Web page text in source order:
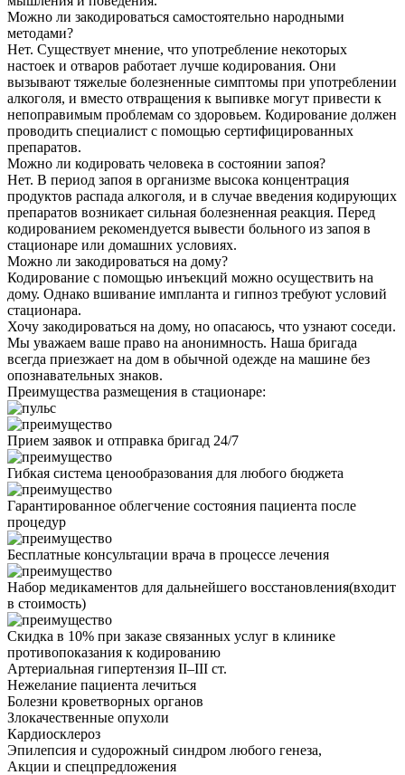
Можно ли закодироваться самостоятельно народными
методами?
Нет. Существует мнение, что употребление некоторых
настоек и отваров работает лучше кодирования. Они
вызывают тяжелые болезненные симптомы при употреблении
алкоголя, и вместо отвращения к выпивке могут привести к
непоправимым проблемам со здоровьем. Кодирование должен
проводить специалист с помощью сертифицированных
препаратов.
Можно ли кодировать человека в состоянии запоя?
Нет. В период запоя в организме высока концентрация
продуктов распада алкоголя, и в случае введения кодирующих
препаратов возникает сильная болезненная реакция. Перед
кодированием рекомендуется вывести больного из запоя в
стационаре или домашних условиях.
Можно ли закодироваться на дому?
Кодирование с помощью инъекций можно осуществить на
дому. Однако вшивание импланта и гипноз требуют условий
стационара.
Хочу закодироваться на дому, но опасаюсь, что узнают соседи.
Мы уважаем ваше право на анонимность. Наша бригада
всегда приезжает на дом в обычной одежде на машине без
опознавательных знаков.
Преимущества размещения в стационаре:
Прием заявок и отправка бригад 24/7
Гибкая система ценообразования для любого бюджета
Гарантированное облегчение состояния пациента после
процедур
Бесплатные консультации врача в процессе лечения
Набор медикаментов для дальнейшего восстановления(входит
в стоимость)
Скидка в 10% при заказе связанных услуг в клинике
противопоказания к кодированию
Артериальная гипертензия II–III ст.
Нежелание пациента лечиться
Болезни кроветворных органов
Злокачественные опухоли
Кардиосклероз
Эпилепсия и судорожный синдром любого генеза,
Акции и спецпредложения